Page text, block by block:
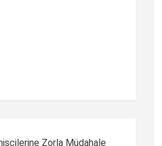
Zorla Müdahale